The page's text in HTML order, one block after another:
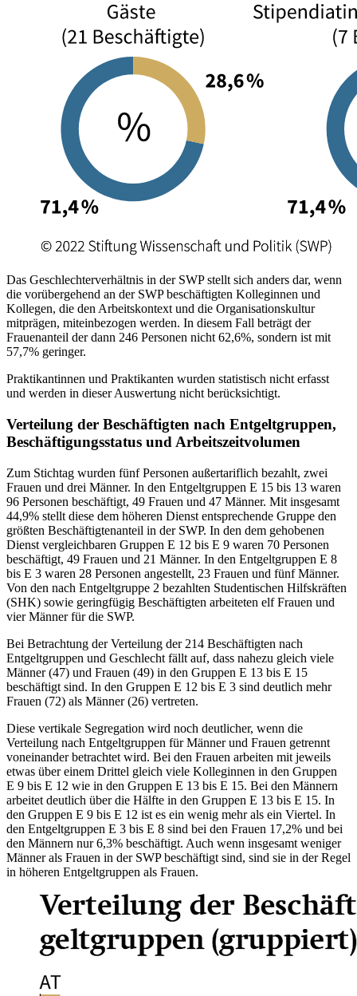
Das Geschlechterverhältnis in der SWP stellt sich anders dar, wenn
die vorüber­gehend an der SWP beschäftigten Kolleginnen und
Kollegen, die den Arbeits­kontext und die Organisationskultur
mitprägen, miteinbezogen werden. In diesem Fall beträgt der
Frauenanteil der dann 246 Personen nicht 62,6%, sondern ist mit
57,7% geringer.
Praktikantinnen und Praktikanten wurden statistisch nicht erfasst
und werden in dieser Auswertung nicht berücksichtigt.
Verteilung der Beschäftigten nach Entgeltgruppen,
Beschäftigungsstatus und Arbeitszeitvolumen
Zum Stichtag wurden fünf Personen außertariflich bezahlt, zwei
Frauen und drei Männer. In den Entgeltgruppen E 15 bis 13 waren
96 Personen beschäftigt, 49 Frauen und 47 Männer. Mit insgesamt
44,9% stellt diese dem höheren Dienst ent­sprechende Gruppe den
größten Beschäftigtenanteil in der SWP. In den dem geho­benen
Dienst vergleichbaren Gruppen E 12 bis E 9 waren 70 Personen
beschäftigt, 49 Frauen und 21 Männer. In den Entgeltgruppen E 8
bis E 3 waren 28 Personen angestellt, 23 Frauen und fünf Männer.
Von den nach Entgeltgruppe 2 bezahlten Studentischen Hilfskräften
(SHK) sowie geringfügig Beschäftigten arbeiteten elf Frauen und
vier Männer für die SWP.
Bei Betrachtung der Verteilung der 214 Beschäftigten nach
Entgeltgruppen und Geschlecht fällt auf, dass nahezu gleich viele
Männer (47) und Frauen (49) in den Gruppen E 13 bis E 15
beschäftigt sind. In den Gruppen E 12 bis E 3 sind deutlich mehr
Frauen (72) als Männer (26) vertreten.
Diese vertikale Segregation wird noch deutlicher, wenn die
Verteilung nach Ent­geltgruppen für Männer und Frauen getrennt
voneinander betrachtet wird. Bei den Frauen arbeiten mit jeweils
etwas über einem Drittel gleich viele Kolleginnen in den Gruppen
E 9 bis E 12 wie in den Gruppen E 13 bis E 15. Bei den Männern
arbeitet deutlich über die Hälfte in den Gruppen E 13 bis E 15. In
den Gruppen E 9 bis E 12 ist es ein wenig mehr als ein Viertel. In
den Entgeltgruppen E 3 bis E 8 sind bei den Frauen 17,2% und bei
den Männern nur 6,3% beschäftigt. Auch wenn ins­gesamt weniger
Männer als Frauen in der SWP beschäftigt sind, sind sie in der Regel
in höheren Entgeltgruppen als Frauen.